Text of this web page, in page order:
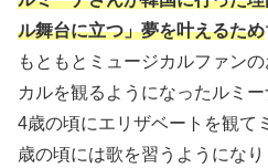
ル舞台に立つ」夢を叶えるため
もともとミュージカルファン
カルを観るようになったルミー
4歳の頃にエリザベートを観て
歳の頃には歌を習うようになり